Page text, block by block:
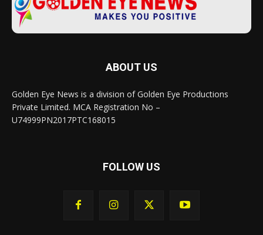
ABOUT US
Golden Eye News is a division of Golden Eye Productions
Private Limited. MCA Registration No –
U74999PN2017PTC168015
FOLLOW US